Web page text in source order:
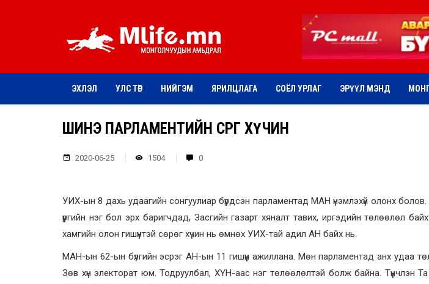
ЭХЛЭЛ УЛС ТӨР НИЙГЭМ ЯРИЛЦЛАГА СОЁЛ УРЛАГ ЭРҮҮЛ МЭНД
ШИНЭ ПАРЛАМЕНТИЙН СӨРӨГ ХҮЧИН
2020-06-25 1504 0
УИХ-ын 8 дахь удаагийн сонгуулиар бүрдсэн парламентад МАН үнэмлэхүй олонх болов.
үүргийн нэг бол эрх баригчдад, Засгийн газарт хяналт тавих, иргэдийн төлөөлөл
хамгийн олон гишүүнтэй сөрөг хүчин нь өмнөх УИХ-тай адил АН байх нь.
МАН-ын 62-ын бүлгийн эсрэг АН-ын 11 гишүүн ажиллана. Мөн парламентад анх удаа
Зөв хүн электорат юм. Тодруулбал, ХҮН-аас нэг төлөөлөлтэй болж байна. Түүнчлэн